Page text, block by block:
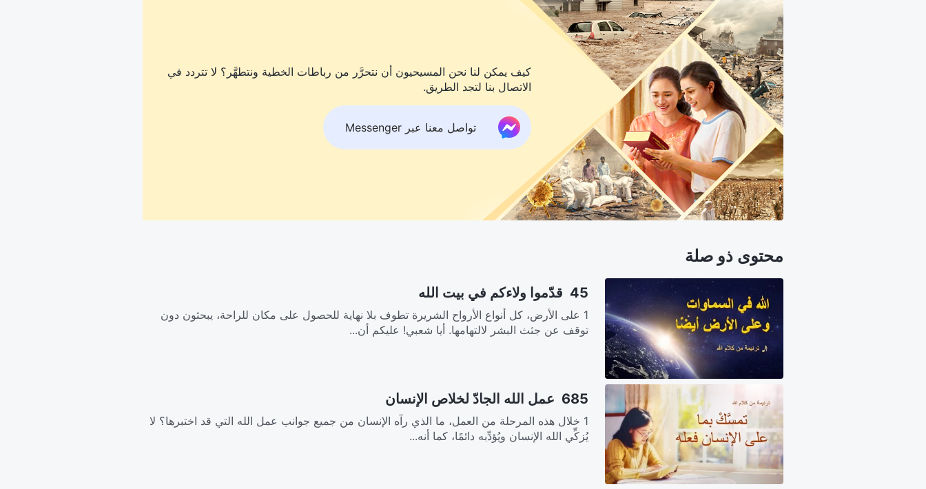
كيف يمكن لنا نحن المسيحيون أن نتحرَّر من رباطات الخطية ونتطهَّر؟ لا تتردد في
الاتصال بنا لتجد الطريق.
تواصل معنا عبر Messenger
محتوى ذو صلة
45 قدّموا ولاءكم في بيت الله
1 على الأرض، كل أنواع الأرواح الشريرة تطوف بلا نهاية للحصول على مكان للراحة، يبحثون دون
توقف عن جثث البشر لالتهامها. أيا شعبي! عليكم أن...
685 عمل الله الجادّ لخلاص الإنسان
1 خلال هذه المرحلة من العمل، ما الذي رآه الإنسان من جميع جوانب عمل الله التي قد اختبرها؟ لا
يُزكِّي الله الإنسان ويُؤدِّبه دائمًا، كما أنه...